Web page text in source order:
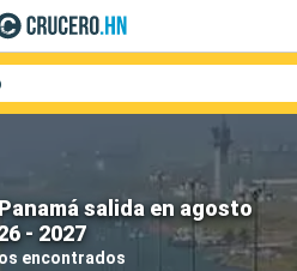
salida en agosto
- 2027
encontrados